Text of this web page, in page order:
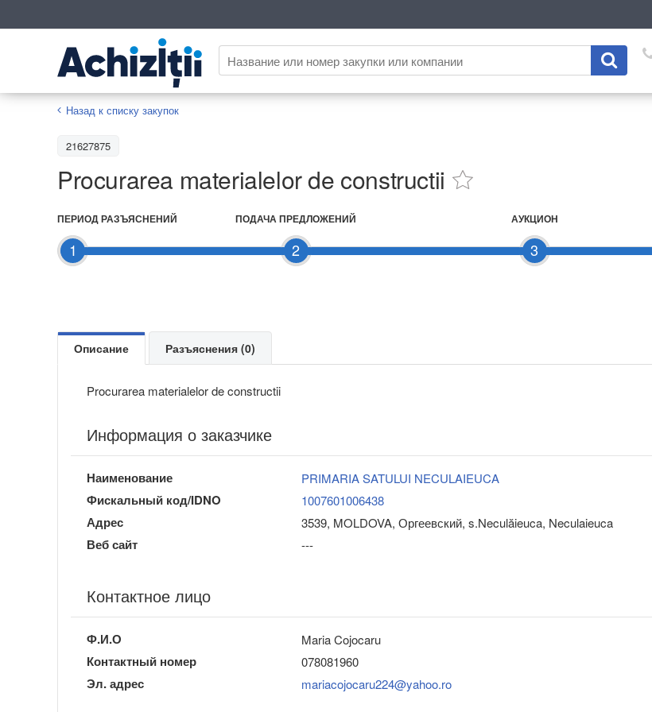
Назад к списку закупок
21627875
Procurarea materialelor de constructii
1
ПЕРИОД РАЗЪЯСНЕНИЙ
2
ПОДАЧА ПРЕДЛОЖЕНИЙ
3
АУКЦИОН
Описание Разъяснения (0)
Procurarea materialelor de constructii
Информация о заказчике
Наименование PRIMARIA SATULUI NECULAIEUCA
Фискальный код/IDNO 1007601006438
Адрес 3539, MOLDOVA, Оргеевский, s.Neculăieuca, Neculaieuca
Веб сайт ---
Контактное лицо
Ф.И.О Maria Cojocaru
Контактный номер 078081960
Эл. адрес mariacojocaru224@yahoo.ro